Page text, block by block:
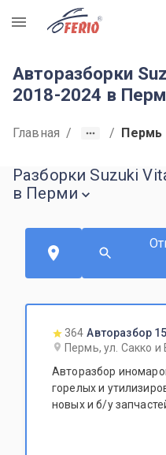
R
Авторазборки
2018-2024 в
Главная / / Пермь
Разборки Suzuki
в Перми
364 Авторазбор
Пермь, ул. Сакко и
Авторазбор
горелых и
новых и б/у